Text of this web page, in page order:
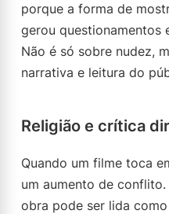
porque a forma de
gerou questionamentos
Não é só sobre nudez,
narrativa e leitura do
Religião e crítica
Quando um filme toca
um aumento de
obra pode ser lida